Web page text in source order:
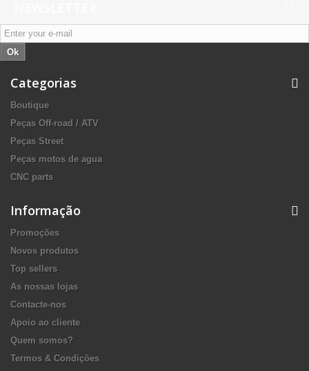
Ok
Categorias
Boutique
Peças Off-road / ATV
Peças Street
Peças motos de agua
CNC parts
Informação
Promoções
Novos produtos
Top sellers
As nossas lojas
Contacte-nos
Apoio ao cliente
Quem somos?
Termos & Condições